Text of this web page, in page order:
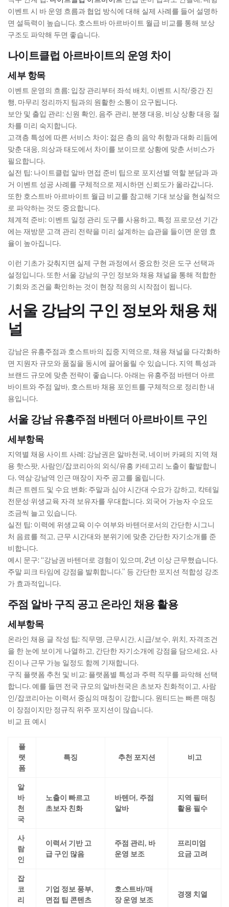
이벤트 시 바 운영 흐름과 협업 방식에 대해 실제 사례를 들어 설명하
면 설득력이 높습니다. 호스트바 아르바이트 월급 비교를 통해 보상
구조도 파악해 두면 좋습니다.
나이트클럽 아르바이트의 운영 차이
세부 항목
이벤트 운영의 흐름: 입장 관리부터 좌석 배치, 이벤트 시작/중간 진
행, 마무리 정리까지 팀과의 원활한 소통이 요구됩니다.
보안 및 출입 관리: 신원 확인, 음주 관리, 분쟁 대응, 비상 상황 대응 절
차를 미리 숙지합니다.
고객층 특성에 따른 서비스 차이: 젊은 층의 음악 취향과 대화 리듬에
맞춘 대응, 의상과 태도에서 차이를 보이므로 상황에 맞춘 서비스가
필요합니다.
실전 팁: 나이트클럽 알바 면접 준비 팁으로 포지션별 역할 분담과 과
거 이벤트 성공 사례를 구체적으로 제시하면 신뢰도가 올라갑니다.
또한 호스트바 아르바이트 월급 비교를 참고해 기대 보상을 현실적으
로 파악하는 것도 중요합니다.
체계적 준비: 이벤트 일정 관리 도구를 사용하고, 특정 프로모션 기간
에는 재방문 고객 관리 전략을 미리 설계하는 습관을 들이면 운영 효
율이 높아집니다.
이런 기초가 갖춰지면 실제 구현 과정에서 중요한 것은 도구 선택과
설정입니다. 또한 서울 강남의 구인 정보와 채용 채널을 통해 적합한
기회와 조건을 확인하는 것이 현장 적응의 시작점이 됩니다.
서울 강남의 구인 정보와 채용 채
널
강남은 유흥주점과 호스트바의 집중 지역으로, 채용 채널을 다각화하
면 지원자 규모와 품질을 동시에 끌어올릴 수 있습니다. 지역 특성과
브랜드 규모에 맞춘 전략이 좋습니다. 아래는 유흥주점 바텐더 아르
바이트와 주점 알바, 호스트바 채용 포인트를 구체적으로 정리한 내
용입니다.
서울 강남 유흥주점 바텐더 아르바이트 구인
세부항목
지역별 채용 사이트 사례: 강남권은 알바천국, 네이버 카페의 지역 채
용 핫스팟, 사람인/잡코리아의 외식/유흥 카테고리 노출이 활발합니
다. 역삼·강남역 인근 매장이 자주 공고를 올립니다.
최근 트렌드 및 수요 변화: 주말과 심야 시간대 수요가 강하고, 칵테일
전문성·위생교육 자격 보유자를 우대합니다. 외국어 가능자 수요도
조금씩 늘고 있습니다.
실전 팁: 이력에 위생교육 이수 여부와 바텐더로서의 간단한 시그니
처 음료를 적고, 근무 시간대와 분위기에 맞춘 간단한 자기소개를 준
비합니다.
예시 문구: “강남권 바텐더로 경험이 있으며, 2년 이상 근무했습니다.
주말 피크 타임에 강점을 발휘합니다.” 등 간단한 포지션 적합성 강조
가 효과적입니다.
주점 알바 구직 공고 온라인 채용 활용
세부항목
온라인 채용 글 작성 팁: 직무명, 근무시간, 시급/보수, 위치, 자격조건
을 한 눈에 보이게 나열하고, 간단한 자기소개에 강점을 담으세요. 사
진이나 근무 가능 일정도 함께 기재합니다.
구직 플랫폼 추천 및 비교: 플랫폼별 특성과 주력 직무를 파악해 선택
합니다. 예를 들면 전국 규모의 알바천국은 초보자 친화적이고, 사람
인/잡코리아는 이력서 중심의 매칭이 강합니다. 원티드는 빠른 매칭
이 장점이지만 정규직 위주 포지션이 많습니다.
비교 표 예시
플
랫
폼
특징 추천 포지션 비고
알
바
천
국
노출이 빠르고
초보자 친화
바텐더, 주점
알바
지역 필터
활용 필수
사
람
인
이력서 기반 고
급 구인 많음
주점 관리, 바
운영 보조
프리미엄
요금 고려
잡
코
리
기업 정보 풍부,
면접 팁 콘텐츠
호스트바/매
장 운영 보조
경쟁 치열